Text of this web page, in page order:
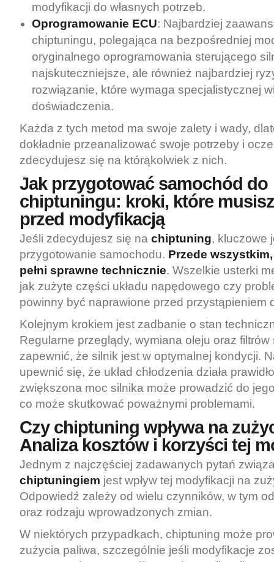
modyfikacji do własnych potrzeb.
Oprogramowanie ECU: Najbardziej
chiptuningu, polegająca na bezpośredniej
oryginalnego oprogramowania sterującego
najskuteczniejsze, ale również najbardziej
rozwiązanie, które wymaga specjalistycznej
doświadczenia.
Każda z tych metod ma swoje zalety i wady,
dokładnie przeanalizować swoje potrzeby i
zdecydujesz się na którąkolwiek z nich.
Jak przygotować samochód do
chiptuningu: kroki, które
przed modyfikacją
Jeśli zdecydujesz się na chiptuning, kluczowe
przygotowanie samochodu. Przede
pełni sprawne technicznie. Wszelkie usterki
jak zużyte części układu napędowego czy
powinny być naprawione przed przystąpieniem
Kolejnym krokiem jest zadbanie o stan
Regularne przeglądy, wymiana oleju oraz
zapewnić, że silnik jest w optymalnej kondycji.
upewnić się, że układ chłodzenia działa
zwiększona moc silnika może prowadzić do
co może skutkować poważnymi problemami.
Czy chiptuning wpływa na
Analiza kosztów i korzyści tej
Jednym z najczęściej zadawanych pytań
chiptuningiem jest wpływ tej modyfikacji na
Odpowiedź zależy od wielu czynników, w tym
oraz rodzaju wprowadzonych zmian.
W niektórych przypadkach, chiptuning może
zużycia paliwa, szczególnie jeśli modyfikacje